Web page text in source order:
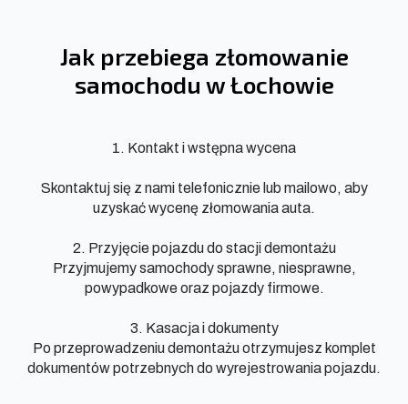
Jak przebiega złomowanie
samochodu w Łochowie
1. Kontakt i wstępna wycena
Skontaktuj się z nami telefonicznie lub mailowo, aby
uzyskać wycenę złomowania auta.
2. Przyjęcie pojazdu do stacji demontażu
Przyjmujemy samochody sprawne, niesprawne,
powypadkowe oraz pojazdy firmowe.
3. Kasacja i dokumenty
Po przeprowadzeniu demontażu otrzymujesz komplet
dokumentów potrzebnych do wyrejestrowania pojazdu.